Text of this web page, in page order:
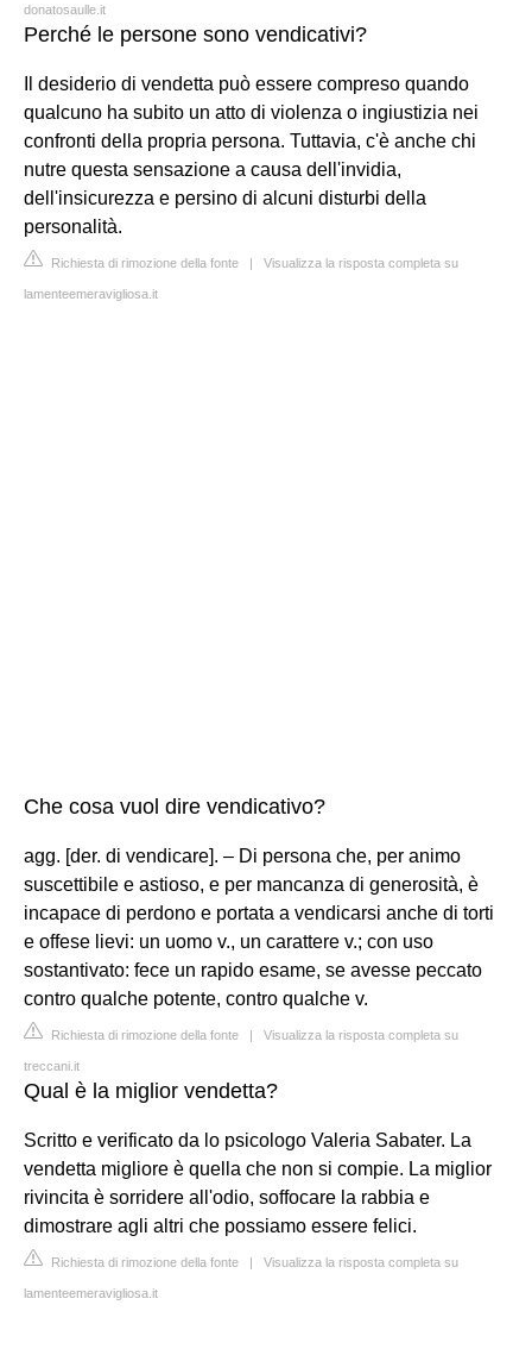
donatosaulle.it
Perché le persone sono vendicativi?
Il desiderio di vendetta può essere compreso quando
qualcuno ha subito un atto di violenza o ingiustizia nei
confronti della propria persona. Tuttavia, c'è anche chi
nutre questa sensazione a causa dell'invidia,
dell'insicurezza e persino di alcuni disturbi della
personalità.
Richiesta di rimozione della fonte | Visualizza la risposta completa su
lamenteemeravigliosa.it
Che cosa vuol dire vendicativo?
agg. [der. di vendicare]. – Di persona che, per animo
suscettibile e astioso, e per mancanza di generosità, è
incapace di perdono e portata a vendicarsi anche di torti
e offese lievi: un uomo v., un carattere v.; con uso
sostantivato: fece un rapido esame, se avesse peccato
contro qualche potente, contro qualche v.
Richiesta di rimozione della fonte | Visualizza la risposta completa su
treccani.it
Qual è la miglior vendetta?
Scritto e verificato da lo psicologo Valeria Sabater. La
vendetta migliore è quella che non si compie. La miglior
rivincita è sorridere all'odio, soffocare la rabbia e
dimostrare agli altri che possiamo essere felici.
Richiesta di rimozione della fonte | Visualizza la risposta completa su
lamenteemeravigliosa.it